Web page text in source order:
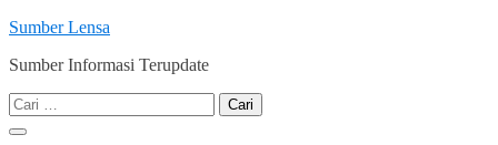
Skip
content
Sumber Lensa
Sumber Informasi Terupdate
Cari
untuk: